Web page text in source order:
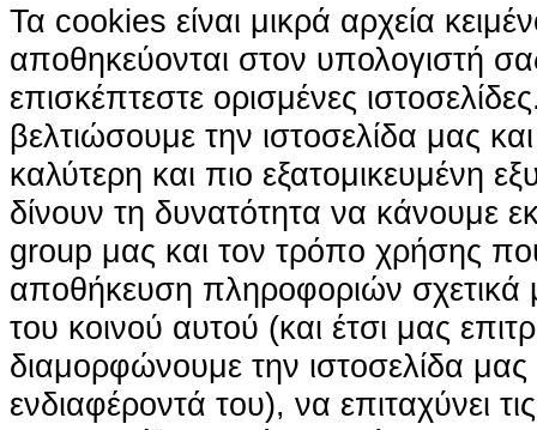
Τα cookies είναι μικρά αρχεία
αποθηκεύονται στον υπολογιστή
επισκέπτεστε ορισμένες
βελτιώσουμε την ιστοσελίδα μας
καλύτερη και πιο εξατομικευμένη
δίνουν τη δυνατότητα να κάνουμε
group μας και τον τρόπο χρήσης
αποθήκευση πληροφοριών σχετικά
του κοινού αυτού (και έτσι μας
διαμορφώνουμε την ιστοσελίδα
ενδιαφέροντά του), να επιταχύνει